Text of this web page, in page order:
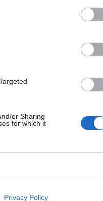
or Sharing
for which it
Privacy Policy
stesso settore in provincia